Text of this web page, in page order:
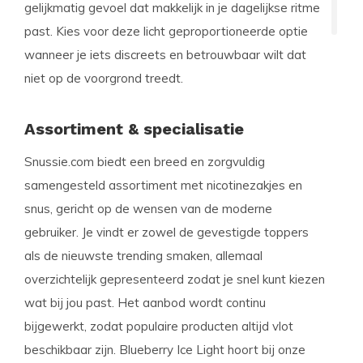
gelijkmatig gevoel dat makkelijk in je dagelijkse ritme
past. Kies voor deze licht geproportioneerde optie
wanneer je iets discreets en betrouwbaar wilt dat
niet op de voorgrond treedt.
Assortiment & specialisatie
Snussie.com biedt een breed en zorgvuldig
samengesteld assortiment met nicotinezakjes en
snus, gericht op de wensen van de moderne
gebruiker. Je vindt er zowel de gevestigde toppers
als de nieuwste trending smaken, allemaal
overzichtelijk gepresenteerd zodat je snel kunt kiezen
wat bij jou past. Het aanbod wordt continu
bijgewerkt, zodat populaire producten altijd vlot
beschikbaar zijn. Blueberry Ice Light hoort bij onze